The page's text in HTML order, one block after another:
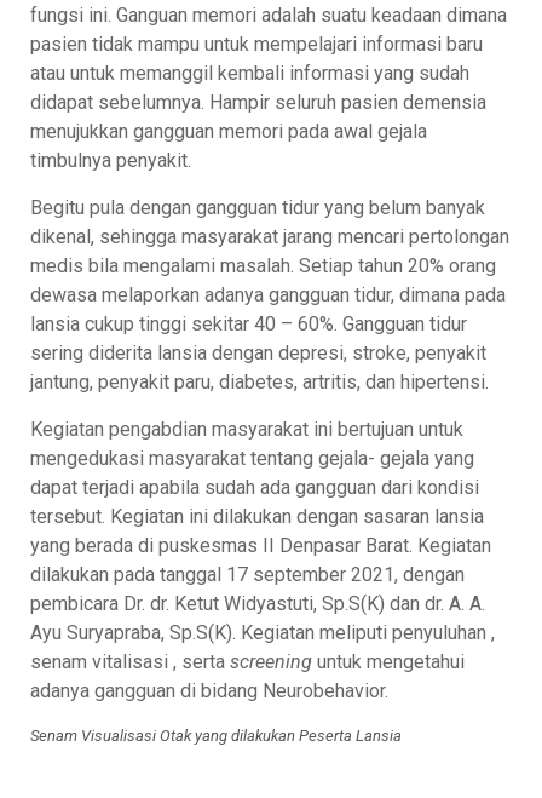
fungsi ini. Ganguan memori adalah suatu keadaan dimana
pasien tidak mampu untuk mempelajari informasi baru
atau untuk memanggil kembali informasi yang sudah
didapat sebelumnya. Hampir seluruh pasien demensia
menujukkan gangguan memori pada awal gejala
timbulnya penyakit.
Begitu pula dengan gangguan tidur yang belum banyak
dikenal, sehingga masyarakat jarang mencari pertolongan
medis bila mengalami masalah. Setiap tahun 20% orang
dewasa melaporkan adanya gangguan tidur, dimana pada
lansia cukup tinggi sekitar 40 – 60%. Gangguan tidur
sering diderita lansia dengan depresi, stroke, penyakit
jantung, penyakit paru, diabetes, artritis, dan hipertensi.
Kegiatan pengabdian masyarakat ini bertujuan untuk
mengedukasi masyarakat tentang gejala- gejala yang
dapat terjadi apabila sudah ada gangguan dari kondisi
tersebut. Kegiatan ini dilakukan dengan sasaran lansia
yang berada di puskesmas II Denpasar Barat. Kegiatan
dilakukan pada tanggal 17 september 2021, dengan
pembicara Dr. dr. Ketut Widyastuti, Sp.S(K) dan dr. A. A.
Ayu Suryapraba, Sp.S(K). Kegiatan meliputi penyuluhan ,
senam vitalisasi , serta screening untuk mengetahui
adanya gangguan di bidang Neurobehavior.
Senam Visualisasi Otak yang dilakukan Peserta Lansia